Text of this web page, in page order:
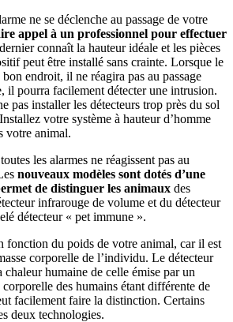
ne se déclenche au passage de votre
appel à un professionnel pour effectuer
connaît la hauteur idéale et les pièces
peut être installé sans crainte. Lorsque le
endroit, il ne réagira pas au passage
il pourra facilement détecter une intrusion.
pas installer les détecteurs trop près du sol
votre système à hauteur d’homme
votre animal.
les alarmes ne réagissent pas au
nouveaux modèles sont dotés d’une
de distinguer les animaux des
infrarouge de volume et du détecteur
détecteur « pet immune ».
fonction du poids de votre animal, car il est
corporelle de l’individu. Le détecteur
humaine de celle émise par un
des humains étant différente de
facilement faire la distinction. Certains
deux technologies.